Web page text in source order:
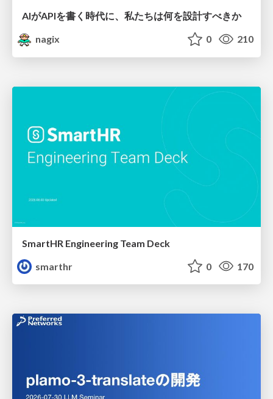
AIがAPIを書く時代に、私たちは何を設計すべきか
nagix
0 210
SmartHR Engineering Team Deck
smarthr
0 170